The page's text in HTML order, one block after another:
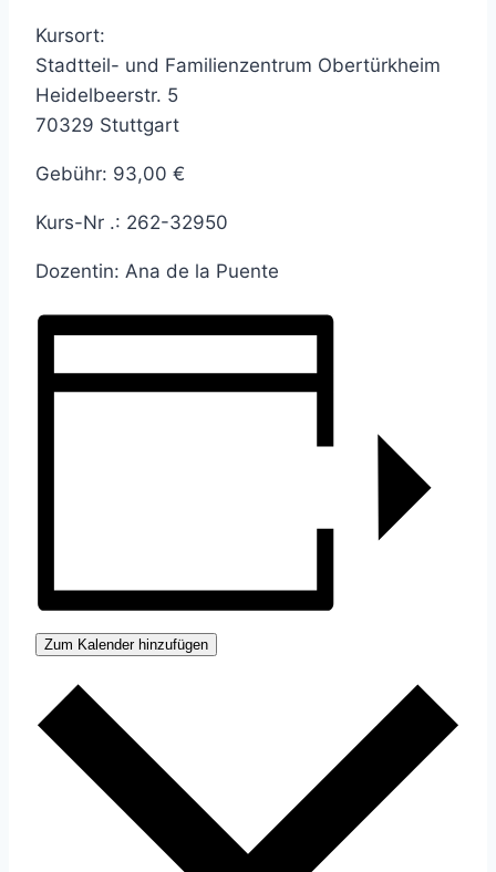
Kursort:
Stadtteil- und Familienzentrum Obertürkheim
Heidelbeerstr. 5
70329 Stuttgart
Gebühr: 93,00 €
Kurs-Nr .: 262-32950
Dozentin: Ana de la Puente
Zum Kalender hinzufügen